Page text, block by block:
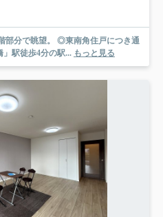
分で眺望。 ◎東南角住戸につき通
駅徒歩4分の駅... もっと見る